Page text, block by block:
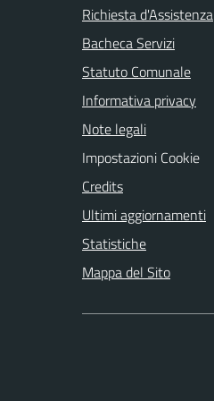
Richiesta d'Assistenza
Bacheca Servizi
Statuto Comunale
Informativa privacy
Note legali
Impostazioni Cookie
Credits
Ultimi aggiornamenti
Statistiche
Mappa del Sito